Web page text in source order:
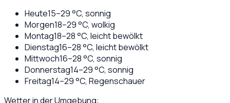
Heute15–29°C, sonnig
Morgen18–29°C, wolkig
Montag18–28°C, leicht bewölkt
Dienstag16–28°C, leicht bewölkt
Mittwoch16–28°C, sonnig
Donnerstag14–29°C, sonnig
Freitag14–29°C, Regenschauer
Wetter in der Umgebung: